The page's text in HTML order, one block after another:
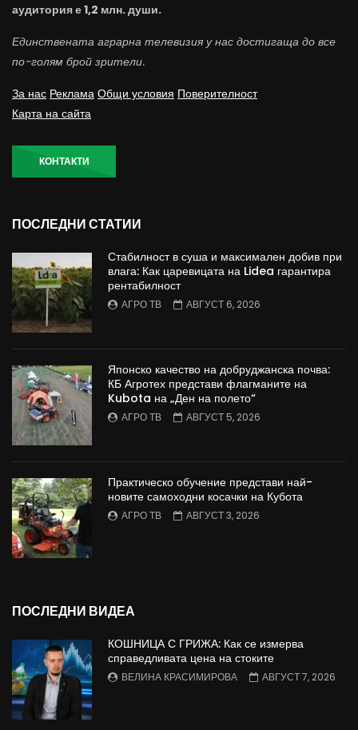
аудитория е 1,2 млн. души.
Единствената аграрна телевизия у нас достигаща до все
по-голям брой зрители.
За нас Реклама Общи условия Поверителност
Карта на сайта
КОНТАКТИ
ПОСЛЕДНИ СТАТИИ
Стабилност в суша и максимален добив при
влага: Как царевицата на Lidea гарантира
рентабилност
АГРО ТВ АВГУСТ 6, 2026
Японско качество на добруджанска почва:
КБ Агротех представи флагманите на
Kubota на „Ден на полето“
АГРО ТВ АВГУСТ 5, 2026
Практическо обучение представи най-
новите самоходни косачки на Кубота
АГРО ТВ АВГУСТ 3, 2026
ПОСЛЕДНИ ВИДЕА
КОШНИЦА С ГРИЖА: Как се измерва
справедливата цена на стоките
ВЕЛИНА КРАСИМИРОВА АВГУСТ 7, 2026